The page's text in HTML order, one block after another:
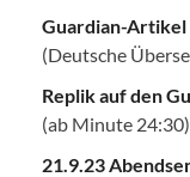
Guardian-Artikel
(Deutsche
Replik auf den
(ab Minute 24:30)
21.9.23